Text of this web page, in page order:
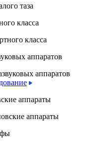
класса
аппаратов
аппараты